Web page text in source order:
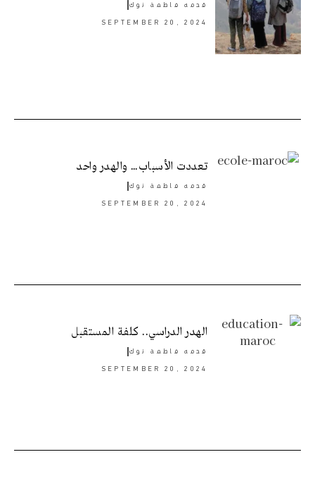
قدمه فاطمة نوك
SEPTEMBER 20, 2024
تعددت الأسباب… والهدر واحد
قدمه فاطمة نوك
SEPTEMBER 20, 2024
الهدر الدراسي.. كلفة المستقبل
قدمه فاطمة نوك
SEPTEMBER 20, 2024